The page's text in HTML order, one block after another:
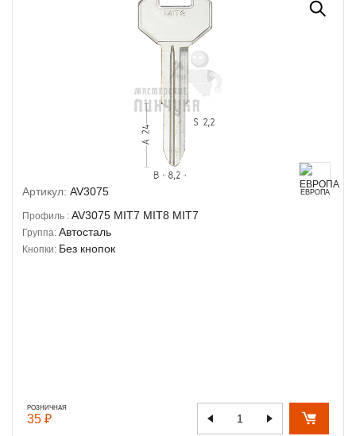
Артикул: AV3075 ЕВРОПА
Профиль : AV3075 MIT7 MIT8 MIT7
Группа: Автосталь
Кнопки: Без кнопок
РОЗНИЧНАЯ
35 ₽